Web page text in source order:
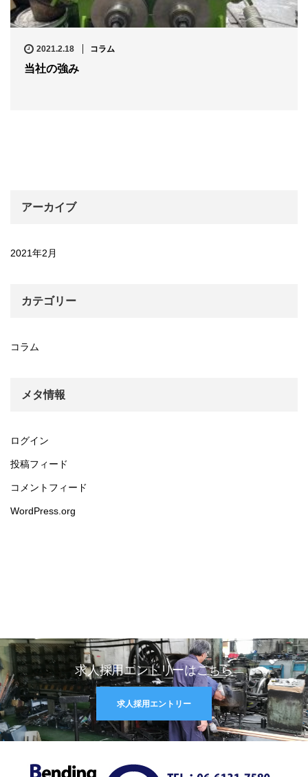
2021.2.18 コラム
当社の強み
アーカイブ
2021年2月
カテゴリー
コラム
メタ情報
ログイン
投稿フィード
コメントフィード
WordPress.org
求人採用エントリーはこちら
求人採用エントリー